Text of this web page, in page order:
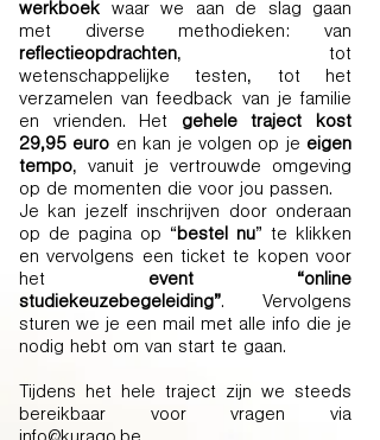
werkboek waar we aan de slag gaan
met diverse methodieken: van
reflectieopdrachten, tot
wetenschappelijke testen, tot het
verzamelen van feedback van je familie
en vrienden. Het gehele traject kost
29,95 euro en kan je volgen op je eigen
tempo, vanuit je vertrouwde omgeving
op de momenten die voor jou passen.
Je kan jezelf inschrijven door onderaan
op de pagina op “bestel nu” te klikken
en vervolgens een ticket te kopen voor
het event “online
studiekeuzebegeleiding”. Vervolgens
sturen we je een mail met alle info die je
nodig hebt om van start te gaan.
Tijdens het hele traject zijn we steeds
bereikbaar voor vragen via